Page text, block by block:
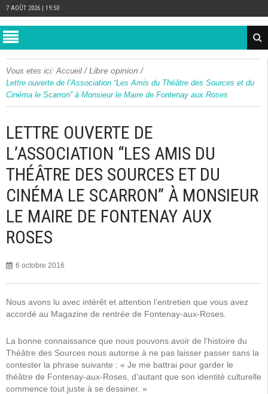
7 AOÛT 2026 | 19:50
Vous etes ici: Accueil /Libre opinion /
Lettre ouverte de l’Association “Les Amis du Théâtre des Sources et du
Cinéma le Scarron” à Monsieur le Maire de Fontenay aux Roses
LETTRE OUVERTE DE
L’ASSOCIATION “LES AMIS DU
THÉÂTRE DES SOURCES ET DU
CINÉMA LE SCARRON” À MONSIEUR
LE MAIRE DE FONTENAY AUX
ROSES
6 octobre 2016
Nous avons lu avec intérêt et attention l’entretien que vous avez
accordé au Magazine de rentrée de Fontenay-aux-Roses.
La bonne connaissance que nous pouvons avoir de l’histoire du
Théâtre des Sources nous autorise à ne pas laisser passer sans la
contester la phrase suivante : « Je me battrai pour garder le
théâtre de Fontenay-aux-Roses, d’autant que son identité culturelle
commence tout juste à se dessiner. »